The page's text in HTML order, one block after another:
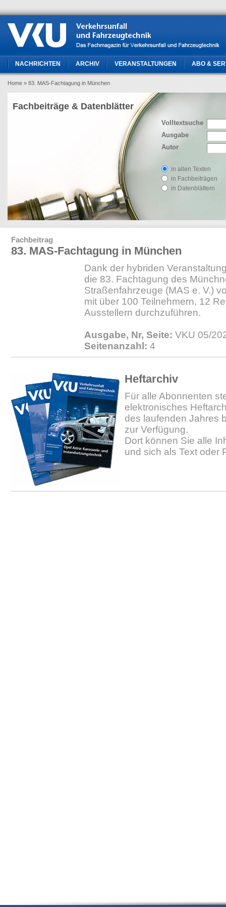
NACHRICHTEN ARCHIV VERANSTALTUNGEN ABO &
Home » 83. MAS-Fachtagung in München
Volltextsuche
Ausgabe
Autor
in allen Texten
in Fachbeiträgen
in Datenblättern
Fachbeiträge & Datenblätter
Fachbeitrag
83. MAS-Fachtagung in München
Dank der hybriden
die 83. Fachtagung des
Straßenfahrzeuge (MAS e. V.)
mit über 100 Teilnehmern, 12
Ausstellern durchzuführen.
Ausgabe, Nr, Seite: VKU 05/
Seitenanzahl: 4
Heftarchiv
Für alle Abonnenten
elektronisches
des laufenden Jahres
zur Verfügung.
Dort können Sie alle
und sich als Text oder